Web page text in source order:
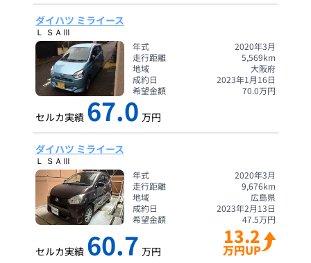
ダイハツ ミライース
Ｌ ＳＡⅢ
年式
2020年3月
走行距離
5,569km
地域
大阪府
成約日
2023年1月16日
希望金額
70.0万円
セルカ実績 67.0 万円
ダイハツ ミライース
Ｌ ＳＡⅢ
年式
2020年3月
走行距離
9,676km
地域
広島県
成約日
2023年2月13日
希望金額
47.5万円
セルカ実績 60.7 万円
13.2
万円UP